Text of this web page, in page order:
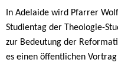
In Adelaide wird Pfarrer
Studientag der Theologie-
zur Bedeutung der
es einen öffentlichen